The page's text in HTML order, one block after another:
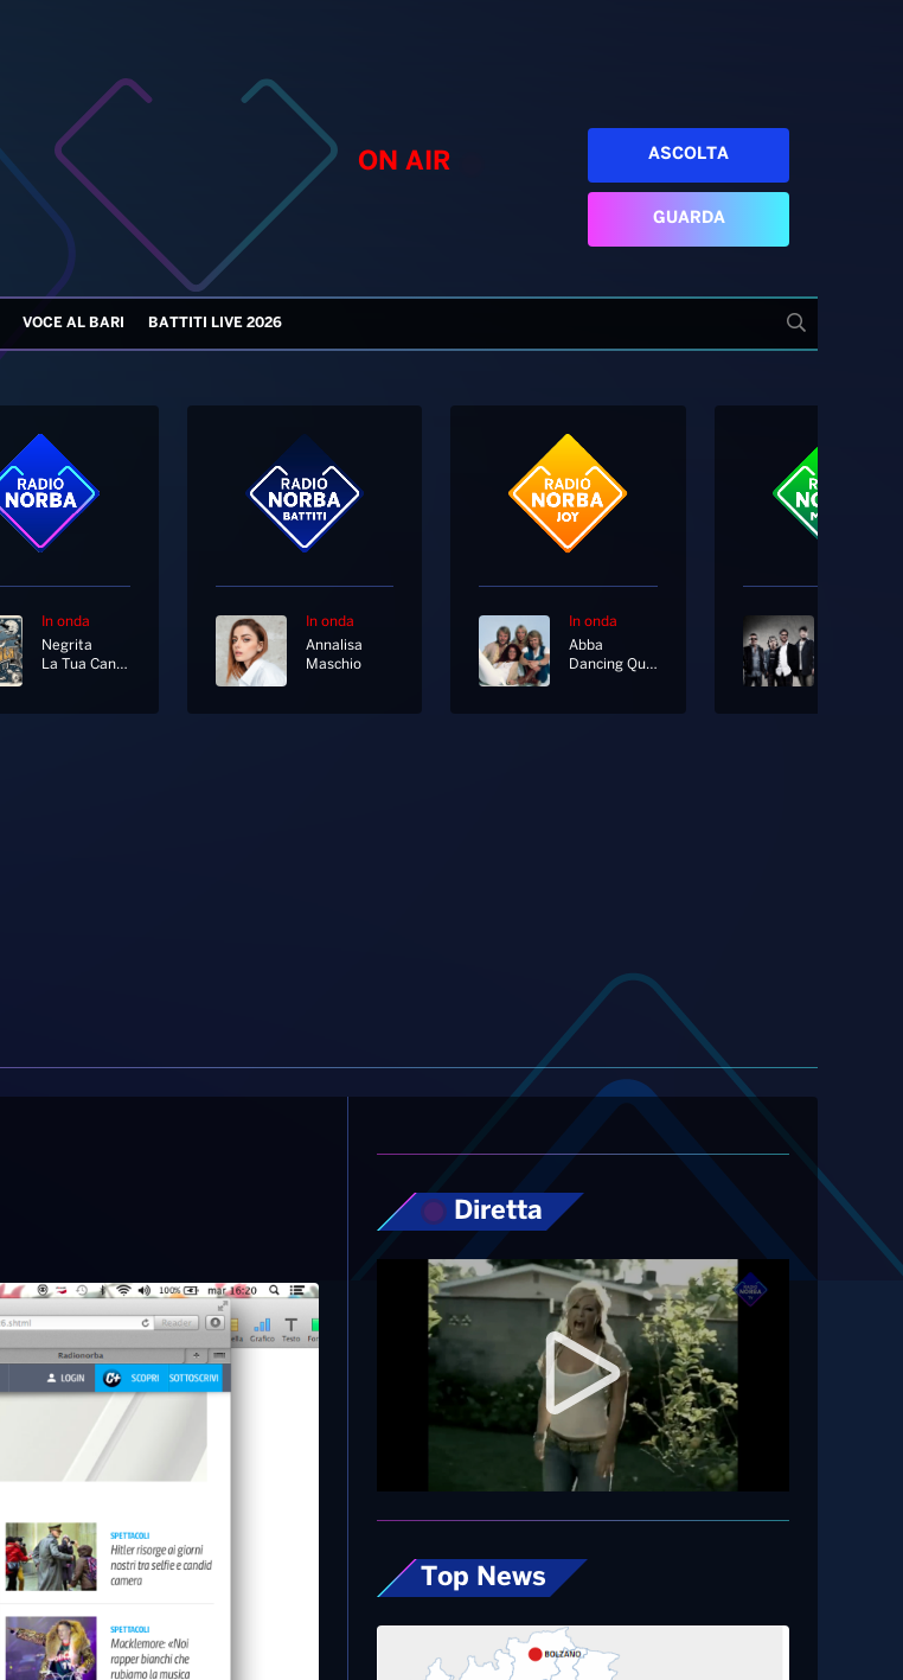
ON AIR ASCOLTA
GUARDA
VOCE AL BARI BATTITI LIVE 2026
In onda
Negrita
La Tua Canzone
In onda
Annalisa
Maschio
In onda
Abba
Dancing Queen
Diretta
Top News